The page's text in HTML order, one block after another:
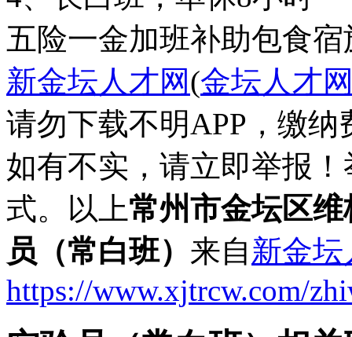
五险一金加班补助包食宿
新金坛人才网(金坛人才
请勿下载不明APP，缴
如有不实，请立即举报
式。以上常州市金坛区
员（常白班） 来自新金
https://www.xjtrcw.com/